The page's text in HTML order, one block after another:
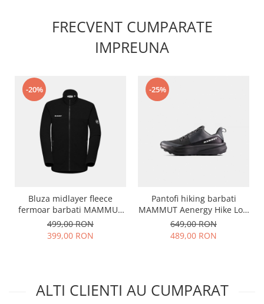
FRECVENT CUMPARATE
IMPREUNA
-20%
Bluza midlayer fleece
fermoar barbati MAMMUT
INNOMINATA negru
499,00 RON
399,00 RON
-25%
Pantofi hiking barbati
MAMMUT Aenergy Hike Low
gri/negru
649,00 RON
489,00 RON
ALTI CLIENTI AU CUMPARAT